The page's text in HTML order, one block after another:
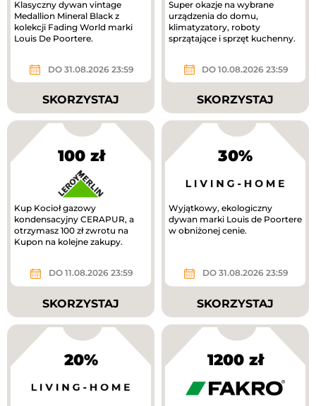
Klasyczny dywan vintage
Medallion Mineral Black z
kolekcji Fading World marki
Louis De Poortere.
DO 31.08.2026 23:59
SKORZYSTAJ
Super okazje na wybrane
urządzenia do domu,
klimatyzatory, roboty
sprzątające i sprzęt kuchenny.
DO 10.08.2026 23:59
SKORZYSTAJ
100 zł
Kup Kocioł gazowy
kondensacyjny CERAPUR, a
otrzymasz 100 zł zwrotu na
Kupon na kolejne zakupy.
DO 11.08.2026 23:59
SKORZYSTAJ
30%
Wyjątkowy, ekologiczny
dywan marki Louis de Poortere
w obniżonej cenie.
DO 31.08.2026 23:59
SKORZYSTAJ
20% 1200 zł